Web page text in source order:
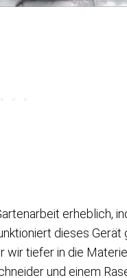
erheblich,
dieses Gerät
tiefer in die
und einem